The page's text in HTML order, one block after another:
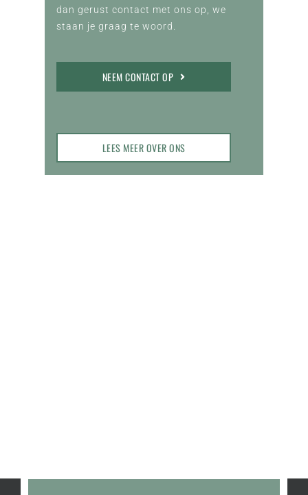
dan gerust contact met ons op, we
staan je graag te woord.
NEEM CONTACT OP
LEES MEER OVER ONS